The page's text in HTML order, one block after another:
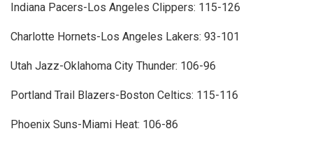
Indiana Pacers-Los Angeles Clippers: 115-126
Charlotte Hornets-Los Angeles Lakers: 93-101
Utah Jazz-Oklahoma City Thunder: 106-96
Portland Trail Blazers-Boston Celtics: 115-116
Phoenix Suns-Miami Heat: 106-86